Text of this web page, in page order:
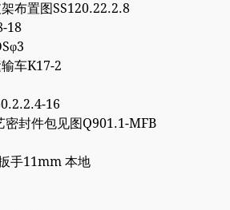
布置图SS120.22.2.8
18
车K17-2
16
密封件包见图Q901.1-MFB
手11mm 本地